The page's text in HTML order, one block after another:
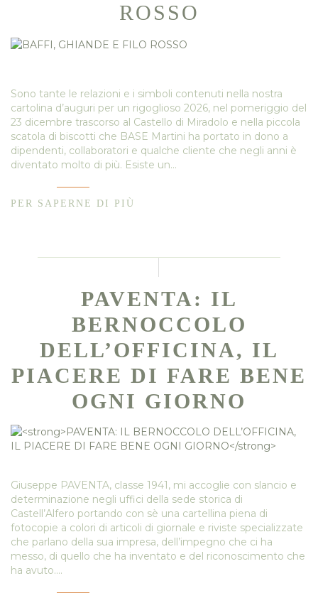
ROSSO
Sono tante le relazioni e i simboli contenuti nella nostra
cartolina d’auguri per un rigoglioso 2026, nel pomeriggio del
23 dicembre trascorso al Castello di Miradolo e nella piccola
scatola di biscotti che BASE Martini ha portato in dono a
dipendenti, collaboratori e qualche cliente che negli anni è
diventato molto di più. Esiste un…
PER SAPERNE DI PIÙ
PAVENTA: IL
BERNOCCOLO
DELL’OFFICINA, IL
PIACERE DI FARE BENE
OGNI GIORNO
Giuseppe PAVENTA, classe 1941, mi accoglie con slancio e
determinazione negli uffici della sede storica di
Castell’Alfero portando con sè una cartellina piena di
fotocopie a colori di articoli di giornale e riviste specializzate
che parlano della sua impresa, dell’impegno che ci ha
messo, di quello che ha inventato e del riconoscimento che
ha avuto.…